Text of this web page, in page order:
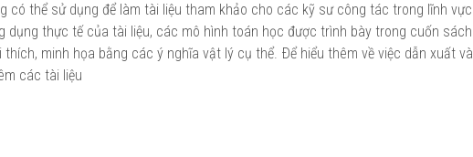
có thể sử dụng để làm tài liệu tham khảo cho các kỹ sư công tác trong lĩnh vực
dụng thực tế của tài liệu, các mô hình toán học được trình bày trong cuốn sách
minh họa bằng các ý nghĩa vật lý cụ thể. Ðể hiểu thêm về việc dẫn xuất và
các tài liệu